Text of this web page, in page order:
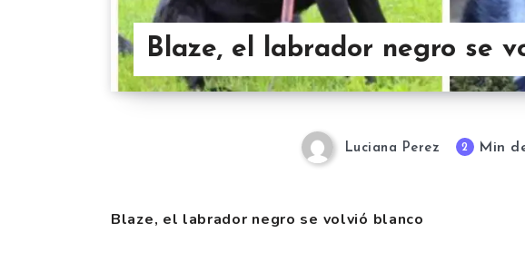
Blaze, el labrador negro se
Luciana Perez 2 Min
Blaze, el labrador negro se volvió blanco